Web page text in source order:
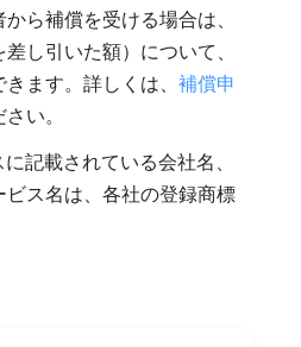
ら補償を受ける場合は、
し引いた額）について、
ます。詳しくは、補償申
い。
記載されている会社名、
ス名は、各社の登録商標